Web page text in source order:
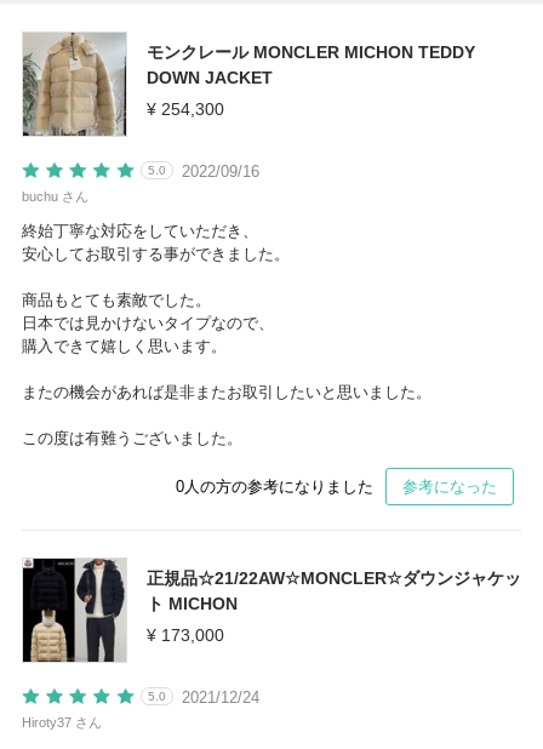
モンクレール MONCLER MICHON TEDDY
DOWN JACKET
¥ 254,300
2022/09/16
5.0
buchu さん
終始丁寧な対応をしていただき、
安心してお取引する事ができました。
商品もとても素敵でした。
日本では見かけないタイプなので、
購入できて嬉しく思います。
またの機会があれば是非またお取引したいと思いました。
この度は有難うございました。
0 人の方の参考になりました 参考になった
正規品☆21/22AW☆MONCLER☆ダウンジャケッ
ト MICHON
¥ 173,000
2021/12/24
5.0
Hiroty37 さん